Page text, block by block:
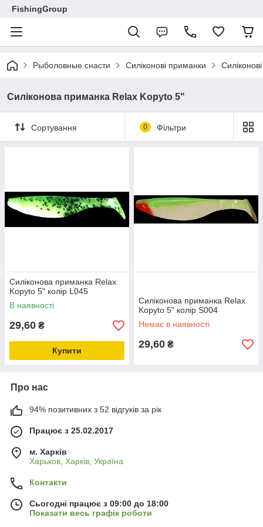
FishingGroup
Рыболовные снасти Силіконові приманки
Силіконова приманка Relax Kopyto 5"
Сортування 0 Фільтри
Силіконова приманка Relax
Kopyto 5" колір L045
В наявності
29,60 ₴
Купити
Силіконова приманка Relax
Kopyto 5" колір S004
Немає в наявності
29,60 ₴
Про нас
94% позитивних з 52 відгуків за рік
Працює з 25.02.2017
м. Харків
Харьков, Харків, Україна
Контакти
Сьогодні працює з 09:00 до 18:00
Показати весь графік роботи